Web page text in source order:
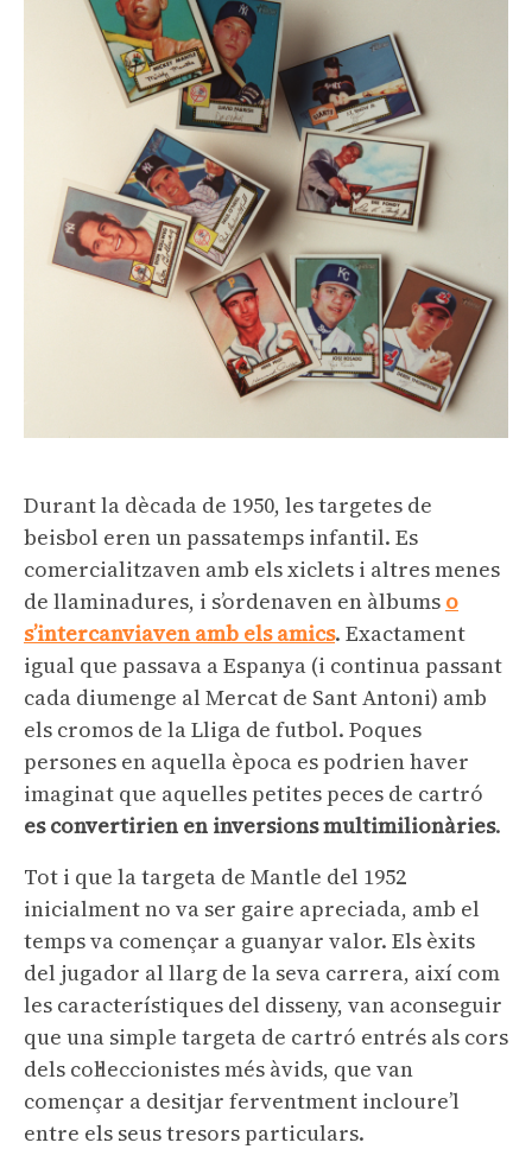
Durant la dècada de 1950, les targetes de
beisbol eren un passatemps infantil. Es
comercialitzaven amb els xiclets i altres menes
de llaminadures, i s’ordenaven en àlbums o
s’intercanviaven amb els amics. Exactament
igual que passava a Espanya (i continua passant
cada diumenge al Mercat de Sant Antoni) amb
els cromos de la Lliga de futbol. Poques
persones en aquella època es podrien haver
imaginat que aquelles petites peces de cartró
es convertirien en inversions multimilionàries.
Tot i que la targeta de Mantle del 1952
inicialment no va ser gaire apreciada, amb el
temps va començar a guanyar valor. Els èxits
del jugador al llarg de la seva carrera, així com
les característiques del disseny, van aconseguir
que una simple targeta de cartró entrés als cors
dels col·leccionistes més àvids, que van
començar a desitjar ferventment incloure’l
entre els seus tresors particulars.